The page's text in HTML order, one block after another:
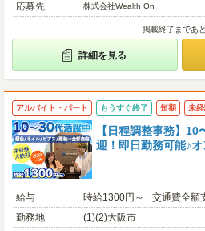
応募先
株式会社Wealth On
掲載終了まであ
詳細を見る
アルバイト・パート もうすぐ終了 短期 未
【日程調整事務】
迎！即日勤務可能♪
給与
時給1300円～+ 交通費全額
勤務地
(1)(2)大阪市